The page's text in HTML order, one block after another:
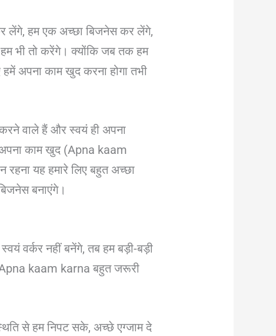
लेंगे, हम एक अच्छा बिजनेस कर लेंगे,
हम भी तो करेंगे। क्योंकि जब तक हम
अपना काम खुद करना होगा तभी
करने वाले हैं और स्वयं ही अपना
काम खुद (Apna kaam
रहना यह हमारे लिए बहुत अच्छा
बनाएंगे।
वर्कर नहीं बनेंगे, तब हम बड़ी-बड़ी
Apna kaam karna बहुत जरूरी
से हम निपट सके, अच्छे एग्जाम दे